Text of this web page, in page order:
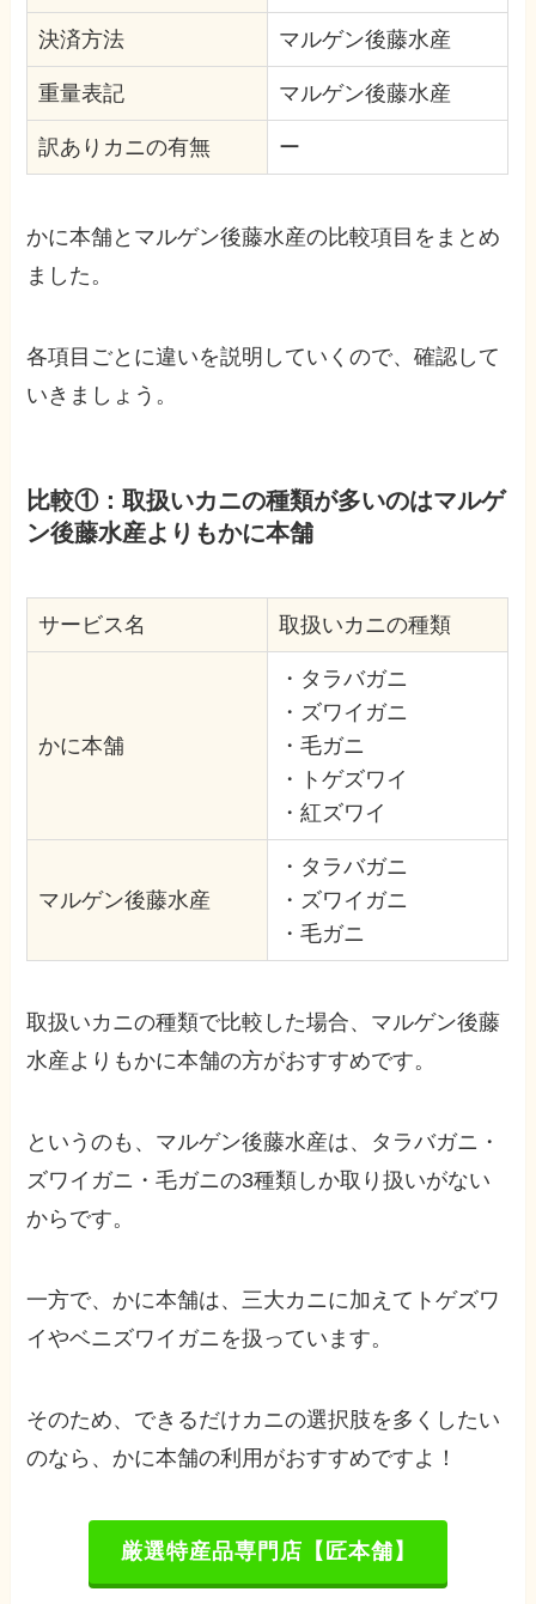
決済方法 マルゲン後藤水産
重量表記 マルゲン後藤水産
訳ありカニの有無 ー
かに本舗とマルゲン後藤水産の比較項目をまとめ
ました。
各項目ごとに違いを説明していくので、確認して
いきましょう。
比較①：取扱いカニの種類が多いのはマルゲ
ン後藤水産よりもかに本舗
サービス名 取扱いカニの種類
かに本舗
・タラバガニ
・ズワイガニ
・毛ガニ
・トゲズワイ
・紅ズワイ
マルゲン後藤水産
・タラバガニ
・ズワイガニ
・毛ガニ
取扱いカニの種類で比較した場合、マルゲン後藤
水産よりもかに本舗の方がおすすめです。
というのも、マルゲン後藤水産は、タラバガニ・
ズワイガニ・毛ガニの3種類しか取り扱いがない
からです。
一方で、かに本舗は、三大カニに加えてトゲズワ
イやベニズワイガニを扱っています。
そのため、できるだけカニの選択肢を多くしたい
のなら、かに本舗の利用がおすすめですよ！
厳選特産品専門店【匠本舗】